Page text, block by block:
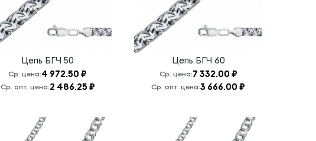
Цепь БГЧ 50
Ср. цена:4 972.50 ₽
Ср. опт. цена:2 486.25 ₽
Цепь БГЧ 60
Ср. цена:7 332.00 ₽
Ср. опт. цена:3 666.00 ₽